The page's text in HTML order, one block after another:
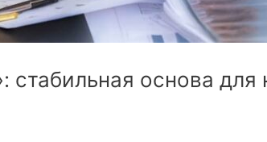
стабильная основа